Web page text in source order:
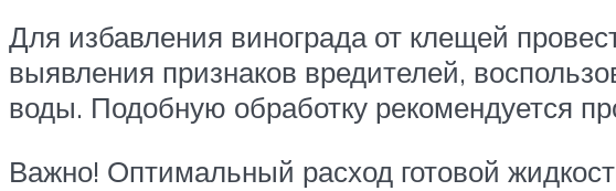
Для избавления винограда от клещей
выявления признаков вредителей,
воды. Подобную обработку рекомендуется
Важно! Оптимальный расход готовой